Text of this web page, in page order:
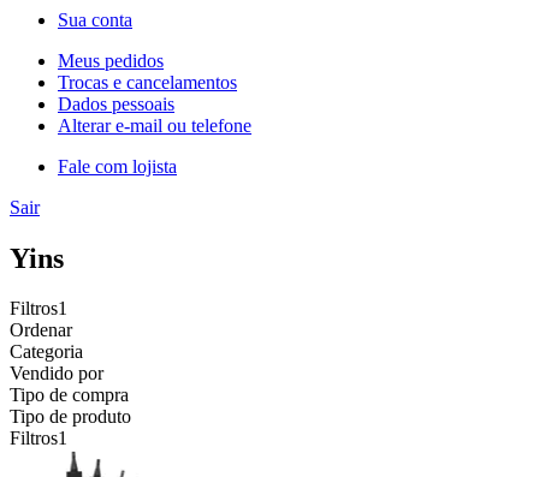
Sua conta
Meus pedidos
Trocas e cancelamentos
Dados pessoais
Alterar e-mail ou telefone
Fale com lojista
Sair
Yins
Filtros1
Ordenar
Categoria
Vendido por
Tipo de compra
Tipo de produto
Filtros1